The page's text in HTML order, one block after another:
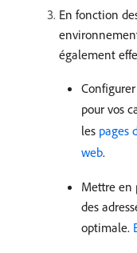
En fonction
également
pour vos
les pages
web.
Mettre en
des
optimale.